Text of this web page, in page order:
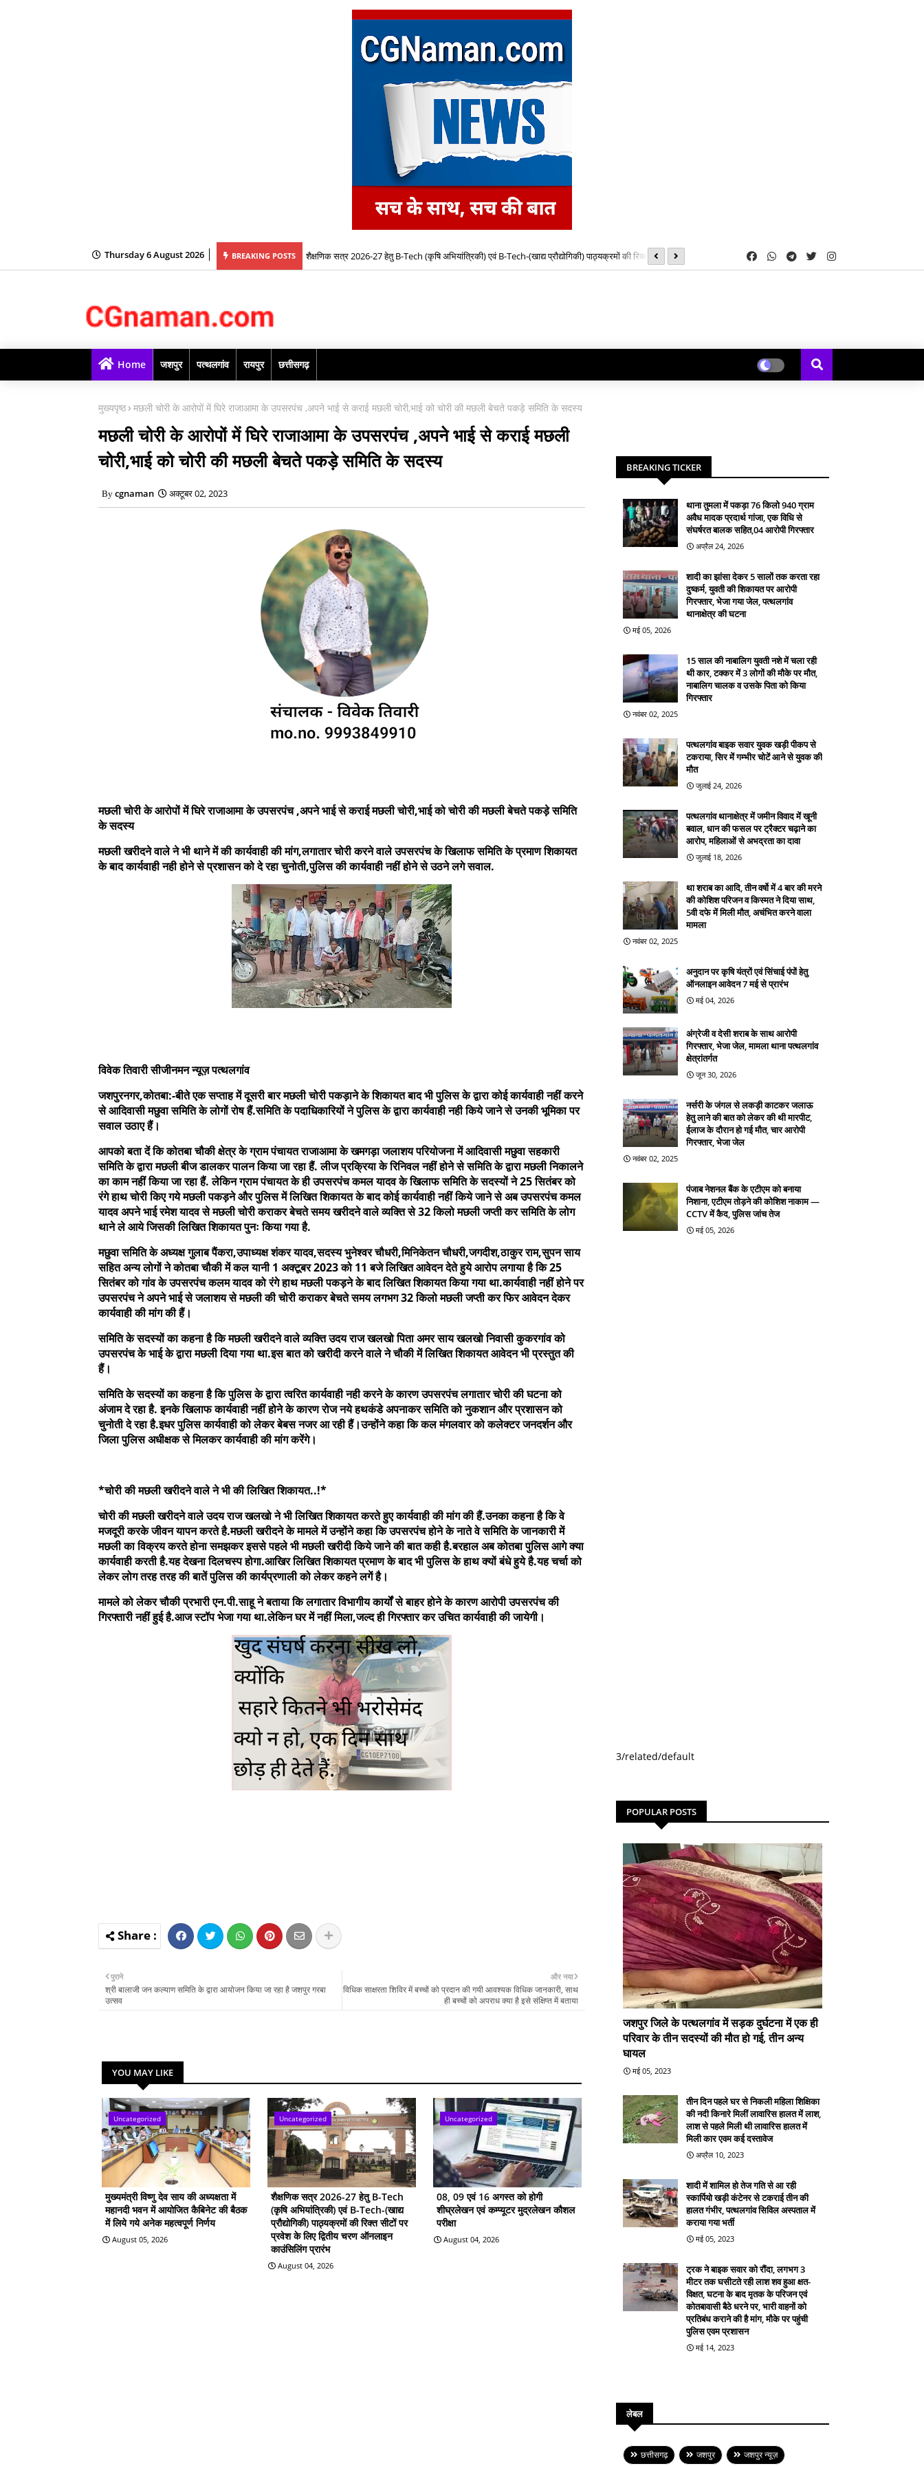
Thursday 6 August 2026 BREAKING POSTS
अध्यक्षता में महानदी भवन में आयोजित कैबिनेट की बैठक में लिये गये अनेक महत्वपूर्ण निर्णय शैक्षणिक सत्र 2026-27 हेतु B-Tech (कृषि अभियांत्रिकी) एवं B-Tech-(खाद्य प्रौद्योगिकी) पाठ्यक्रमों की रिक्त सीटों पर 08, 09 एवं 16 अगस्त को होगी शीघ्रलेखन एवं कम्प्यूटर मुद्रलेखन कौशल
Home जशपुर पत्थलगांव रायपुर छत्तीसगढ़
मुख्यपृष्ठ मछली चोरी के आरोपों में घिरे राजाआमा के उपसरपंच ,अपने भाई से कराई मछली चोरी,भाई को चोरी की मछली बेचते पकड़े समिति के सदस्य
मछली चोरी के आरोपों में घिरे राजाआमा के उपसरपंच ,अपने भाई से कराई मछली
चोरी,भाई को चोरी की मछली बेचते पकड़े समिति के सदस्य
cgnaman अक्टूबर 02, 2023
मछली चोरी के आरोपों में घिरे राजाआमा के उपसरपंच ,अपने भाई से कराई मछली चोरी,भाई को चोरी की मछली बेचते पकड़े समिति
के सदस्य
मछली खरीदने वाले ने भी थाने में की कार्यवाही की मांग,लगातार चोरी करने वाले उपसरपंच के खिलाफ समिति के प्रमाण शिकायत
के बाद कार्यवाही नही होने से प्रशासन को दे रहा चुनोती,पुलिस की कार्यवाही नहीं होने से उठने लगे सवाल.
विवेक तिवारी सीजीनमन न्यूज़ पत्थलगांव
जशपुरनगर,कोतबा:-बीते एक सप्ताह में दूसरी बार मछली चोरी पकड़ाने के शिकायत बाद भी पुलिस के द्वारा कोई कार्यवाही नहीं करने
से आदिवासी मछुवा समिति के लोगों रोष हैं.समिति के पदाधिकारियों ने पुलिस के द्वारा कार्यवाही नही किये जाने से उनकी भूमिका पर
सवाल उठाए हैं।
आपको बता दें कि कोतबा चौकी क्षेत्र के ग्राम पंचायत राजाआमा के खमगड़ा जलाशय परियोजना में आदिवासी मछुवा सहकारी
समिति के द्वारा मछली बीज डालकर पालन किया जा रहा हैं. लीज प्रक्रिया के रिनिवल नहीं होने से समिति के द्वारा मछली निकालने
का काम नहीं किया जा रहा हैं. लेकिन ग्राम पंचायत के ही उपसरपंच कमल यादव के खिलाफ समिति के सदस्यों ने 25 सितंबर को
रंगे हाथ चोरी किए गये मछली पकड़ने और पुलिस में लिखित शिकायत के बाद कोई कार्यवाही नहीं किये जाने से अब उपसरपंच कमल
यादव अपने भाई रमेश यादव से मछली चोरी कराकर बेचते समय खरीदने वाले व्यक्ति से 32 किलो मछली जप्ती कर समिति के लोग
थाने ले आये जिसकी लिखित शिकायत पुनः किया गया है.
मछुवा समिति के अध्यक्ष गुलाब पैंकरा,उपाध्यक्ष शंकर यादव,सदस्य भुनेश्वर चौधरी,मिनिकेतन चौधरी,जगदीश,ठाकुर राम,सुपन साय
सहित अन्य लोगों ने कोतबा चौकी में कल यानी 1 अक्टूबर 2023 को 11 बजे लिखित आवेदन देते हुये आरोप लगाया है कि 25
सितंबर को गांव के उपसरपंच कलम यादव को रंगे हाथ मछली पकड़ने के बाद लिखित शिकायत किया गया था.कार्यवाही नहीं होने पर
उपसरपंच ने अपने भाई से जलाशय से मछली की चोरी कराकर बेचते समय लगभग 32 किलो मछली जप्ती कर फिर आवेदन देकर
कार्यवाही की मांग की हैं।
समिति के सदस्यों का कहना है कि मछली खरीदने वाले व्यक्ति उदय राज खलखो पिता अमर साय खलखो निवासी कुकरगांव को
उपसरपंच के भाई के द्वारा मछली दिया गया था.इस बात को खरीदी करने वाले ने चौकी में लिखित शिकायत आवेदन भी प्रस्तुत की
हैं।
समिति के सदस्यों का कहना है कि पुलिस के द्वारा त्वरित कार्यवाही नही करने के कारण उपसरपंच लगातार चोरी की घटना को
अंजाम दे रहा है. इनके खिलाफ कार्यवाही नहीं होने के कारण रोज नये हथकंडे अपनाकर समिति को नुकशान और प्रशासन को
चुनोती दे रहा है.इधर पुलिस कार्यवाही को लेकर बेबस नजर आ रही हैं।उन्होंने कहा कि कल मंगलवार को कलेक्टर जनदर्शन और
जिला पुलिस अधीक्षक से मिलकर कार्यवाही की मांग करेंगे।
*चोरी की मछली खरीदने वाले ने भी की लिखित शिकायत..!*
चोरी की मछली खरीदने वाले उदय राज खलखो ने भी लिखित शिकायत करते हुए कार्यवाही की मांग की हैं.उनका कहना है कि वे
मजदूरी करके जीवन यापन करते है.मछली खरीदने के मामले में उन्होंने कहा कि उपसरपंच होने के नाते वे समिति के जानकारी में
मछली का विक्रय करते होना समझकर इससे पहले भी मछली खरीदी किये जाने की बात कही है.बरहाल अब कोतबा पुलिस आगे क्या
कार्यवाही करती है.यह देखना दिलचस्प होगा.आखिर लिखित शिकायत प्रमाण के बाद भी पुलिस के हाथ क्यों बंधे हुये है.यह चर्चा को
लेकर लोग तरह तरह की बातें पुलिस की कार्यप्रणाली को लेकर कहने लगें है।
मामले को लेकर चौकी प्रभारी एन.पी.साहू ने बताया कि लगातार विभागीय कार्यों से बाहर होने के कारण आरोपी उपसरपंच की
गिरफ्तारी नहीं हुई है.आज स्टॉप भेजा गया था.लेकिन घर में नहीं मिला,जल्द ही गिरफ्तार कर उचित कार्यवाही की जायेगी।
और नया
विधिक साक्षरता शिविर में बच्चों को प्रदान की गयी आवश्यक विधिक जानकारी, साथ
ही बच्चों को अपराध क्या है इसे संक्षिप्त में बताया
पुराने
श्री बालाजी जन कल्याण समिति के द्वारा आयोजन किया जा रहा है जशपुर गरबा
उत्सव
YOU MAY LIKE
Uncategorized
मुख्यमंत्री विष्णु देव साय की अध्यक्षता में
महानदी भवन में आयोजित कैबिनेट की बैठक
में लिये गये अनेक महत्वपूर्ण निर्णय
August 05, 2026
Uncategorized
शैक्षणिक सत्र 2026-27 हेतु B-Tech
(कृषि अभियांत्रिकी) एवं B-Tech-(खाद्य
प्रौद्योगिकी) पाठ्यक्रमों की रिक्त सीटों पर
प्रवेश के लिए द्वितीय चरण ऑनलाइन
काउंसिलिंग प्रारंभ
August 04, 2026
Uncategorized
08, 09 एवं 16 अगस्त को होगी
शीघ्रलेखन एवं कम्प्यूटर मुद्रलेखन कौशल
परीक्षा
August 04, 2026
BREAKING TICKER
थाना तुमला में पकड़ा 76 किलो 940 ग्राम
अवैध मादक प्रदार्थ गांजा, एक विधि से
संघर्षरत बालक सहित,04 आरोपी गिरफ्तार
अप्रैल 24, 2026
शादी का झांसा देकर 5 सालों तक करता रहा
दुष्कर्म, युवती की शिकायत पर आरोपी
गिरफ्तार, भेजा गया जेल, पत्थलगांव
थानाक्षेत्र की घटना
मई 05, 2026
15 साल की नाबालिग युवती नशे में चला रही
थी कार, टक्कर में 3 लोगों की मौके पर मौत,
नाबालिग चालक व उसके पिता को किया
गिरफ्तार
नवंबर 02, 2025
पत्थलगांव बाइक सवार युवक खड़ी पीकप से
टकराया, सिर में गम्भीर चोटें आने से युवक की
मौत
जुलाई 24, 2026
पत्थलगांव थानाक्षेत्र में जमीन विवाद में खूनी
बवाल, धान की फसल पर ट्रैक्टर चढ़ाने का
आरोप, महिलाओं से अभद्रता का दावा
जुलाई 18, 2026
था शराब का आदि, तीन वर्षो में 4 बार की मरने
की कोशिश परिजन व किस्मत ने दिया साथ,
5वी दफे में मिली मौत, अचंभित करने वाला
मामला
नवंबर 02, 2025
अनुदान पर कृषि यंत्रों एवं सिंचाई पंपों हेतु
ऑनलाइन आवेदन 7 मई से प्रारंभ
मई 04, 2026
अंग्रेजी व देसी शराब के साथ आरोपी
गिरफ्तार, भेजा जेल, मामला थाना पत्थलगांव
क्षेत्रांतर्गत
जून 30, 2026
नर्सरी के जंगल से लकड़ी काटकर जलाऊ
हेतु लाने की बात को लेकर की थी मारपीट,
ईलाज के दौरान हो गई मौत, चार आरोपी
गिरफ्तार, भेजा जेल
नवंबर 02, 2025
पंजाब नेशनल बैंक के एटीएम को बनाया
निशाना, एटीएम तोड़ने की कोशिश नाकाम —
CCTV में कैद, पुलिस जांच तेज
मई 05, 2026
3/related/default
POPULAR POSTS
जशपुर जिले के पत्थलगांव में सड़क दुर्घटना में एक ही
परिवार के तीन सदस्यों की मौत हो गई, तीन अन्य
घायल
मई 05, 2023
तीन दिन पहले घर से निकली महिला शिक्षिका
की नदी किनारे मिलीं लावारिस हालत में लाश,
लाश से पहले मिली थी लावारिस हालत में
मिली कार एवम कई दस्तावेज
अप्रैल 10, 2023
शादी में शामिल हो तेज गति से आ रही
स्कार्पियो खड़ी कंटेनर से टकराई तीन की
हालत गंभीर, पत्थलगांव सिविल अस्पताल में
कराया गया भर्ती
मई 05, 2023
ट्रक ने बाइक सवार को रौंदा, लगभग 3
मीटर तक घसीटते रही लाश शव हुआ क्षत-
विक्षत, घटना के बाद मृतक के परिजन एवं
कोतबावासी बैठे धरने पर, भारी वाहनों को
प्रतिबंध कराने की है मांग, मौके पर पहुंची
पुलिस एवम प्रशासन
मई 14, 2023
लेबल
छत्तीसगढ़ जशपुर जशपुर न्यूज़